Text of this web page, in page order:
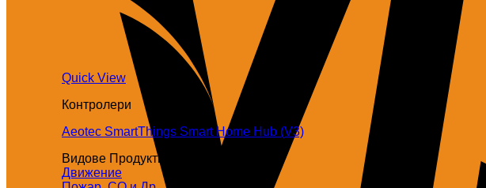
Quick View
Контролери
Aeotec SmartThings Smart Home Hub (V3)
Видове Продукти
Движение